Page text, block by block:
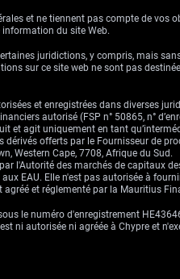
et ne tiennent pas compte de
du site Web.
juridictions, y compris, mais
sur ce site web ne sont pas
et enregistrées dans diverses
autorisé (FSP n° 50865, n°
et agit uniquement en tant
dérivés offerts par le Fournisseur de
Western Cape, 7708, Afrique du Sud.
l'Autorité des marchés de capitaux
EAU. Elle n'est pas autorisée à
et réglementé par la Mauritius
le numéro d'enregistrement
ni autorisée ni agréée à Chypre et